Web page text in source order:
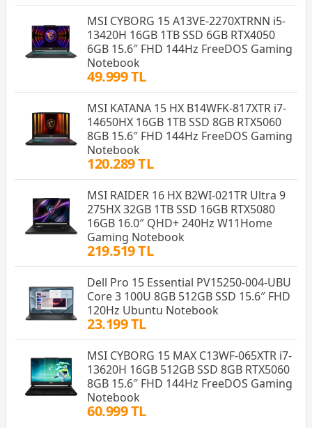
MSI CYBORG 15 A13VE-2270XTRNN i5-
13420H 16GB 1TB SSD 6GB RTX4050
6GB 15.6″ FHD 144Hz FreeDOS Gaming
Notebook
49.999 TL
MSI KATANA 15 HX B14WFK-817XTR i7-
14650HX 16GB 1TB SSD 8GB RTX5060
8GB 15.6″ FHD 144Hz FreeDOS Gaming
Notebook
120.289 TL
MSI RAIDER 16 HX B2WI-021TR Ultra 9
275HX 32GB 1TB SSD 16GB RTX5080
16GB 16.0″ QHD+ 240Hz W11Home
Gaming Notebook
219.519 TL
Dell Pro 15 Essential PV15250-004-UBU
Core 3 100U 8GB 512GB SSD 15.6″ FHD
120Hz Ubuntu Notebook
23.199 TL
MSI CYBORG 15 MAX C13WF-065XTR i7-
13620H 16GB 512GB SSD 8GB RTX5060
8GB 15.6″ FHD 144Hz FreeDOS Gaming
Notebook
60.999 TL